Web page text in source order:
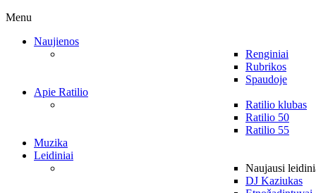
Menu
Naujienos
Renginiai
Rubrikos
Spaudoje
Apie Ratilio
Ratilio klubas
Ratilio 50
Ratilio 55
Muzika
Leidiniai
Naujausi
DJ Kaziukas